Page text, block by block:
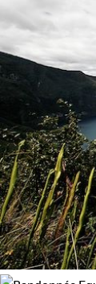
Âge des
Les 6/9 ans
Bord de
Patrimoine